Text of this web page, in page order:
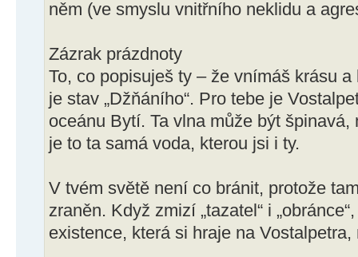
něm (ve smyslu vnitřního neklidu a
Zázrak prázdnoty
To, co popisuješ ty – že vnímáš krásu
je stav „Džňáního“. Pro tebe je
oceánu Bytí. Ta vlna může být
je to ta samá voda, kterou jsi i ty.
V tvém světě není co bránit, protože
zraněn. Když zmizí „tazatel“ i
existence, která si hraje na Vostalpetra,